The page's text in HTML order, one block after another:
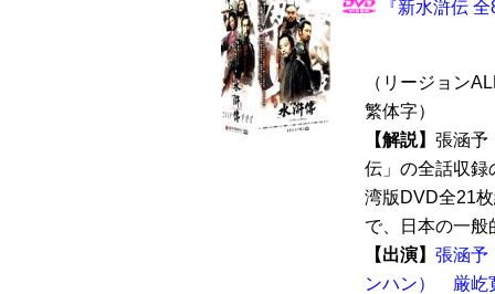
『新水滸伝
（リージョン
繁体字）
【解説】 張涵予
伝」の全話収録
湾版DVD全21
で、日本の一般
【出演】 張涵予
ンハン）
厳屹